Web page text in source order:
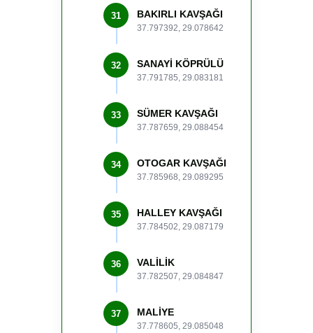
31 BAKIRLI KAVŞAĞI
37.797392, 29.078642
32 SANAYİ KÖPRÜLÜ
37.791785, 29.083181
33 SÜMER KAVŞAĞI
37.787659, 29.088454
34 OTOGAR KAVŞAĞI
37.785968, 29.089295
35 HALLEY KAVŞAĞI
37.784502, 29.087179
36 VALİLİK
37.782507, 29.084847
37 MALİYE
37.778605, 29.085048